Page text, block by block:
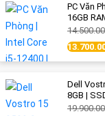
PC Văn
16GB RAM
Bluetooth
Dell
8GB |